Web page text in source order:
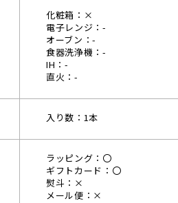
化粧箱：×
電子レンジ：-
オーブン：-
食器洗浄機：-
IH：-
直火：-
入り数：1本
ラッピング：〇
ギフトカード：〇
熨斗：×
メール便：×